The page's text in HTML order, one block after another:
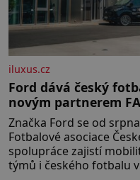
iluxus.cz
Ford dává český
novým partnerem
Značka Ford se od
Fotbalové asociace
spolupráce zajistí
týmů i českého fotbalu